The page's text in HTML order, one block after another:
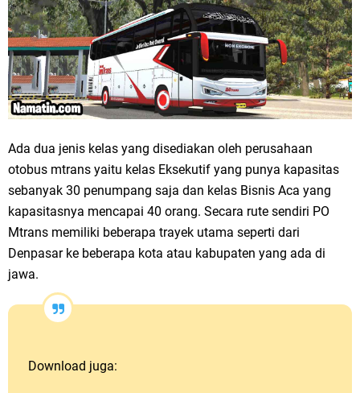
Ada dua jenis kelas yang disediakan oleh perusahaan
otobus mtrans yaitu kelas Eksekutif yang punya kapasitas
sebanyak 30 penumpang saja dan kelas Bisnis Aca yang
kapasitasnya mencapai 40 orang. Secara rute sendiri PO
Mtrans memiliki beberapa trayek utama seperti dari
Denpasar ke beberapa kota atau kabupaten yang ada di
jawa.
Download juga: